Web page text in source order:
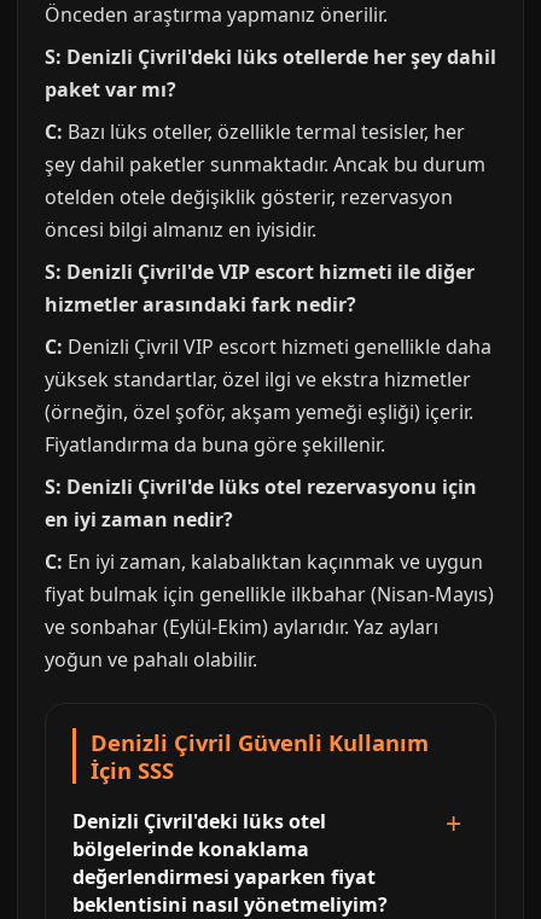
Önceden araştırma yapmanız önerilir.
S: Denizli Çivril'deki lüks otellerde her şey dahil
paket var mı?
C: Bazı lüks oteller, özellikle termal tesisler, her
şey dahil paketler sunmaktadır. Ancak bu durum
otelden otele değişiklik gösterir, rezervasyon
öncesi bilgi almanız en iyisidir.
S: Denizli Çivril'de VIP escort hizmeti ile diğer
hizmetler arasındaki fark nedir?
C: Denizli Çivril VIP escort hizmeti genellikle daha
yüksek standartlar, özel ilgi ve ekstra hizmetler
(örneğin, özel şoför, akşam yemeği eşliği) içerir.
Fiyatlandırma da buna göre şekillenir.
S: Denizli Çivril'de lüks otel rezervasyonu için
en iyi zaman nedir?
C: En iyi zaman, kalabalıktan kaçınmak ve uygun
fiyat bulmak için genellikle ilkbahar (Nisan-Mayıs)
ve sonbahar (Eylül-Ekim) aylarıdır. Yaz ayları
yoğun ve pahalı olabilir.
Denizli Çivril Güvenli Kullanım
İçin SSS
Denizli Çivril'deki lüks otel
bölgelerinde konaklama
değerlendirmesi yaparken fiyat
beklentisini nasıl yönetmeliyim?